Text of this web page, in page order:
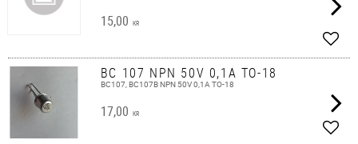
15,00 KR
BC 107 NPN 50V 0,1A TO-18
BC107, BC107B NPN 50V 0,1A TO-18
17,00 KR